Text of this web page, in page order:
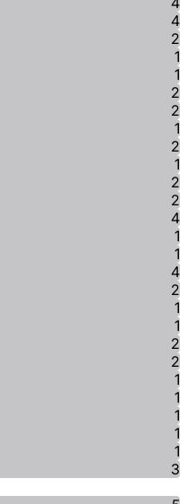
4
2
1
1
2
2
1
2
1
2
2
4
1
1
4
2
1
1
2
2
1
1
1
1
1
3